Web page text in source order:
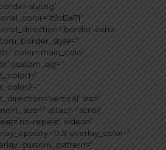
styling’
extra-
color=’main_color’
custom_bg=”
src=”
attach=’scroll’
repeat’ video=”
overlay_color=”